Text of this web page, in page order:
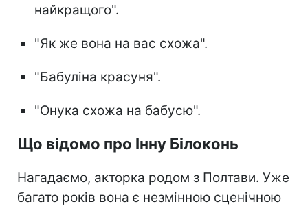
найкращого".
"Як же вона на вас схожа".
"Бабуліна красуня".
"Онука схожа на бабусю".
Що відомо про Інну Білоконь
Нагадаємо, акторка родом з Полтави. Уже
багато років вона є незмінною сценічною